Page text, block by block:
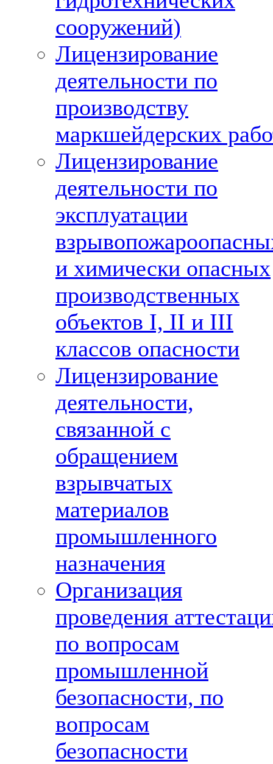
сооружений)
Лицензирование
деятельности по
производству
маркшейдерских
Лицензирование
деятельности по
эксплуатации
и химически опасных
производственных
объектов I, II и III
классов опасности
Лицензирование
деятельности,
связанной с
обращением
взрывчатых
материалов
промышленного
назначения
Организация
проведения
по вопросам
промышленной
безопасности, по
вопросам
безопасности